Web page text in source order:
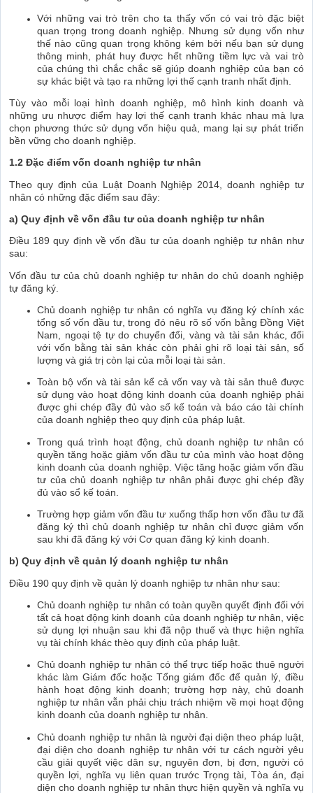
Với những vai trò trên cho ta thấy vốn có vai trò đặc biệt
quan trọng trong doanh nghiệp. Nhưng sử dụng vốn như
thế nào cũng quan trọng không kém bởi nếu bạn sử dụng
thông minh, phát huy được hết những tiềm lực và vai trò
của chúng thì chắc chắc sẽ giúp doanh nghiệp của bạn có
sự khác biệt và tạo ra những lợi thế cạnh tranh nhất định.
Tùy vào mỗi loại hình doanh nghiệp, mô hình kinh doanh và
những ưu nhược điểm hay lợi thế cạnh tranh khác nhau mà lựa
chọn phương thức sử dụng vốn hiệu quả, mang lại sự phát triển
bền vững cho doanh nghiệp.
1.2 Đặc điểm vốn doanh nghiệp tư nhân
Theo quy định của Luật Doanh Nghiệp 2014, doanh nghiệp tư
nhân có những đặc điểm sau đây:
a) Quy định về vốn đầu tư của doanh nghiệp tư nhân
Điều 189 quy định về vốn đầu tư của doanh nghiệp tư nhân như
sau:
Vốn đầu tư của chủ doanh nghiệp tư nhân do chủ doanh nghiệp
tự đăng ký.
Chủ doanh nghiệp tư nhân có nghĩa vụ đăng ký chính xác
tổng số vốn đầu tư, trong đó nêu rõ số vốn bằng Đồng Việt
Nam, ngoại tệ tự do chuyển đổi, vàng và tài sản khác, đối
với vốn bằng tài sản khác còn phải ghi rõ loại tài sản, số
lượng và giá trị còn lại của mỗi loại tài sản.
Toàn bộ vốn và tài sản kể cả vốn vay và tài sản thuê được
sử dụng vào hoạt động kinh doanh của doanh nghiệp phải
được ghi chép đầy đủ vào sổ kế toán và báo cáo tài chính
của doanh nghiệp theo quy định của pháp luật.
Trong quá trình hoạt động, chủ doanh nghiệp tư nhân có
quyền tăng hoặc giảm vốn đầu tư của mình vào hoạt động
kinh doanh của doanh nghiệp. Việc tăng hoặc giảm vốn đầu
tư của chủ doanh nghiệp tư nhân phải được ghi chép đầy
đủ vào sổ kế toán.
Trường hợp giảm vốn đầu tư xuống thấp hơn vốn đầu tư đã
đăng ký thì chủ doanh nghiệp tư nhân chỉ được giảm vốn
sau khi đã đăng ký với Cơ quan đăng ký kinh doanh.
b) Quy định về quản lý doanh nghiệp tư nhân
Điều 190 quy định về quản lý doanh nghiệp tư nhân như sau:
Chủ doanh nghiệp tư nhân có toàn quyền quyết định đối với
tất cả hoạt động kinh doanh của doanh nghiệp tư nhân, việc
sử dụng lợi nhuận sau khi đã nộp thuế và thực hiện nghĩa
vụ tài chính khác thèo quy định của pháp luật.
Chủ doanh nghiệp tư nhân có thể trực tiếp hoặc thuê người
khác làm Giám đốc hoặc Tổng giám đốc để quản lý, điều
hành hoạt động kinh doanh; trường hợp này, chủ doanh
nghiệp tư nhân vẫn phải chịu trách nhiệm về mọi hoạt động
kinh doanh của doanh nghiệp tư nhân.
Chủ doanh nghiệp tư nhân là người đại diện theo pháp luật,
đại diện cho doanh nghiệp tư nhân với tư cách người yêu
cầu giải quyết việc dân sự, nguyên đơn, bị đơn, người có
quyền lợi, nghĩa vụ liên quan trước Trọng tài, Tòa án, đại
diện cho doanh nghiệp tư nhân thực hiện quyền và nghĩa vụ